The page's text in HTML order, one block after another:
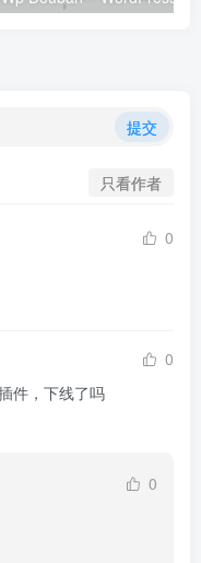
提交
只看作者
0
0
件，下线了吗
0